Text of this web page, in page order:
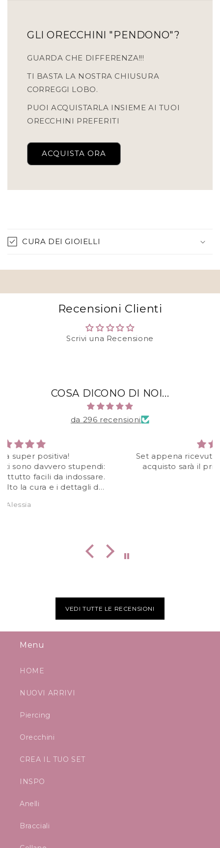
GLI ORECCHINI "PENDONO"?
GUARDA CHE DIFFERENZA!!!
TI BASTA LA NOSTRA CHIUSURA
CORREGGI LOBO.
PUOI ACQUISTARLA INSIEME AI TUOI
ORECCHINI PREFERITI
ACQUISTA ORA
o
n
e
b
i
l
e
CURA DEI GIOIELLI
Recensioni Clienti
Scrivi una Recensione
COSA DICONO DI NOI...
da 296 recensioni
Set appena ricevuto ed è stupendo! Questo
acquisto sarà il primo di una lunga serie!!!
VEDI TUTTE LE RECENSIONI
Menu
HOME
NUOVI ARRIVI
Piercing
Orecchini
CREA IL TUO SET
INSPO
Anelli
Bracciali